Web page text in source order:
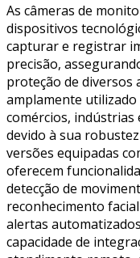
As câmeras de
dispositivos
capturar e registrar
precisão,
proteção de diversos
amplamente utilizado
comércios, indústrias
devido à sua
versões equipadas
oferecem
detecção de
reconhecimento
alertas
capacidade de